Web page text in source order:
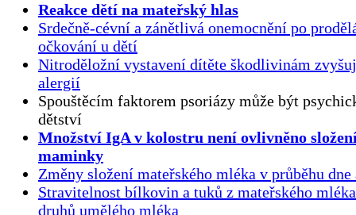
Reakce dětí na mateřský hlas
Srdečně-cévní a zánětlivá onemocnění po
očkování u dětí
Nitroděložní vystavení dítěte škodlivinám
alergií
Spouštěcím faktorem psoriázy může být
dětství
Množství IgA v kolostru není ovlivněno
maminky
Změny složení mateřského mléka v průběhu dne
Stravitelnost bílkovin a tuků z mateřského
druhů umělého mléka